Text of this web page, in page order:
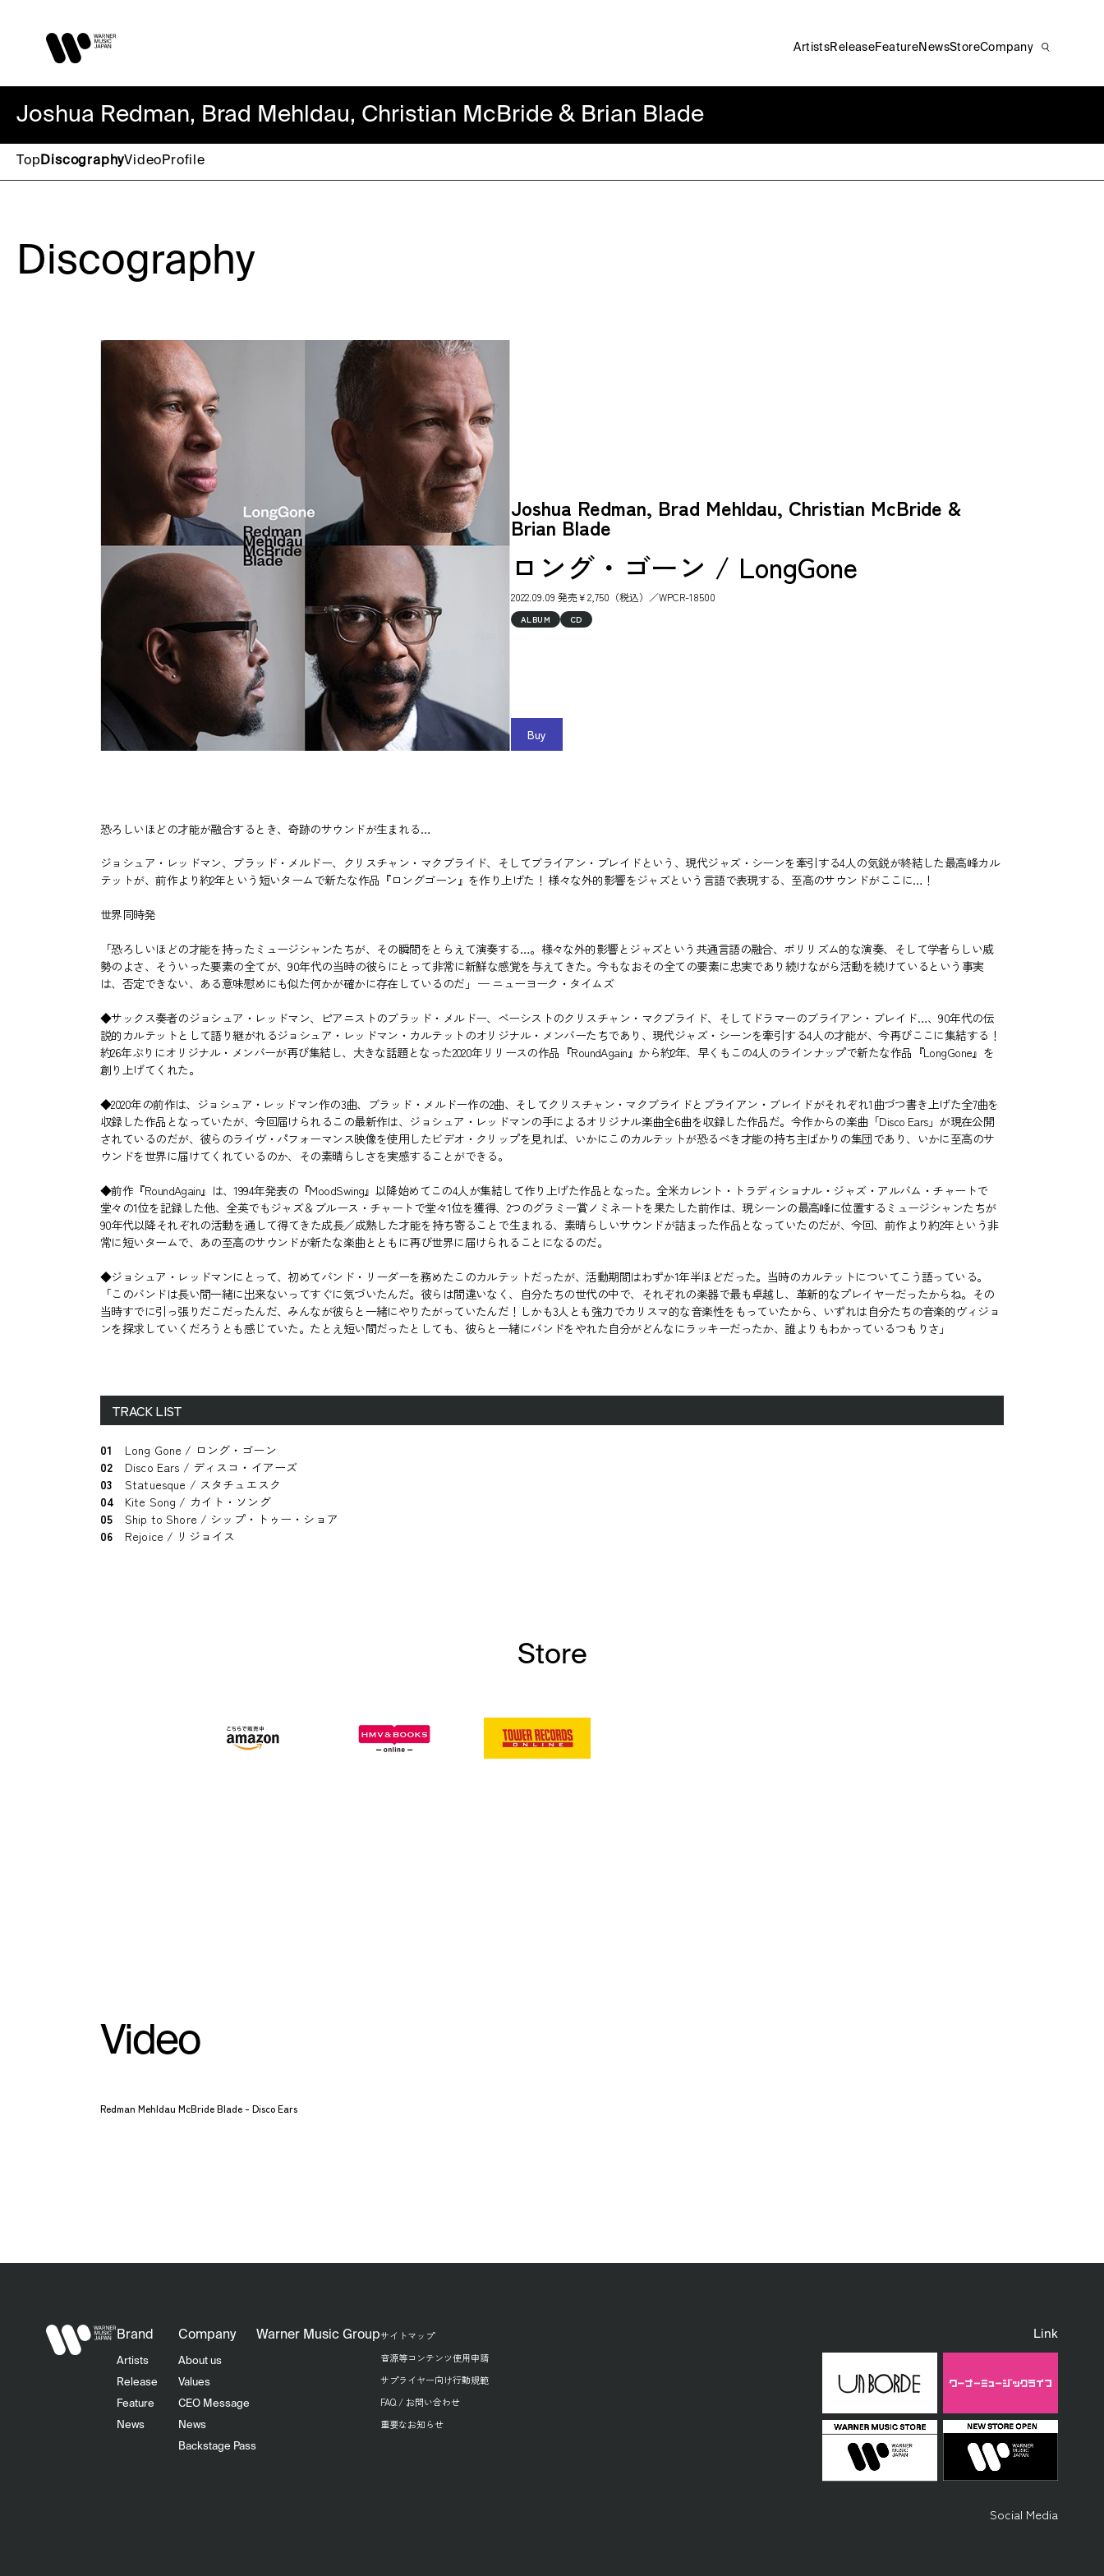
Joshua Redman, Brad Mehldau, Christian McBride & Brian Blade
Top DiscographyVideo Profile
Discography
Joshua Redman, Brad Mehldau, Christian McBride &
Brian Blade
ロング・ゴーン / LongGone
2022.09.09 発売￥2,750（税込）／WPCR-18500
ALBUM CD
Buy
恐ろしいほどの才能が融合するとき、奇跡のサウンドが生まれる…
ジョシュア・レッドマン、ブラッド・メルドー、クリスチャン・マクブライド、そしてブライアン・ブレイドという、現代ジャズ・シーンを牽引する4人の気鋭が終結した最高峰カル
テットが、前作より約2年という短いタームで新たな作品『ロングゴーン』を作り上げた！ 様々な外的影響をジャズという言語で表現する、至高のサウンドがここに…！
世界同時発
「恐ろしいほどの才能を持ったミュージシャンたちが、その瞬間をとらえて演奏する…。様々な外的影響とジャズという共通言語の融合、ポリリズム的な演奏、そして学者らしい威
勢のよさ、そういった要素の全てが、90年代の当時の彼らにとって非常に新鮮な感覚を与えてきた。今もなおその全ての要素に忠実であり続けながら活動を続けているという事実
は、否定できない、ある意味慰めにも似た何かが確かに存在しているのだ」 ─ ニューヨーク・タイムズ
◆サックス奏者のジョシュア・レッドマン、ピアニストのブラッド・メルドー、ベーシストのクリスチャン・マクブライド、そしてドラマーのブライアン・ブレイド…、90年代の伝
説的カルテットとして語り継がれるジョシュア・レッドマン・カルテットのオリジナル・メンバーたちであり、現代ジャズ・シーンを牽引する4人の才能が、今再びここに集結する！
約26年ぶりにオリジナル・メンバーが再び集結し、大きな話題となった2020年リリースの作品『RoundAgain』から約2年、早くもこの4人のラインナップで新たな作品『LongGone』を
創り上げてくれた。
◆2020年の前作は、ジョシュア・レッドマン作の3曲、ブラッド・メルドー作の2曲、そしてクリスチャン・マクブライドとブライアン・ブレイドがそれぞれ1曲づつ書き上げた全7曲を
収録した作品となっていたが、今回届けられるこの最新作は、ジョシュア・レッドマンの手によるオリジナル楽曲全6曲を収録した作品だ。今作からの楽曲「Disco Ears」が現在公開
されているのだが、彼らのライヴ・パフォーマンス映像を使用したビデオ・クリップを見れば、いかにこのカルテットが恐るべき才能の持ち主ばかりの集団であり、いかに至高のサ
ウンドを世界に届けてくれているのか、その素晴らしさを実感することができる。
◆前作『RoundAgain』は、1994年発表の『MoodSwing』以降始めてこの4人が集結して作り上げた作品となった。全米カレント・トラディショナル・ジャズ・アルバム・チャートで
堂々の1位を記録した他、全英でもジャズ＆ブルース・チャートで堂々1位を獲得、2つのグラミー賞ノミネートを果たした前作は、現シーンの最高峰に位置するミュージシャンたちが
90年代以降それぞれの活動を通して得てきた成長／成熟した才能を持ち寄ることで生まれる、素晴らしいサウンドが詰まった作品となっていたのだが、今回、前作より約2年という非
常に短いタームで、あの至高のサウンドが新たな楽曲とともに再び世界に届けられることになるのだ。
◆ジョシュア・レッドマンにとって、初めてバンド・リーダーを務めたこのカルテットだったが、活動期間はわずか1年半ほどだった。当時のカルテットについてこう語っている。
「このバンドは長い間一緒に出来ないってすぐに気づいたんだ。彼らは間違いなく、自分たちの世代の中で、それぞれの楽器で最も卓越し、革新的なプレイヤーだったからね。その
当時すでに引っ張りだこだったんだ、みんなが彼らと一緒にやりたがっていたんだ！しかも3人とも強力でカリスマ的な音楽性をもっていたから、いずれは自分たちの音楽的ヴィジョ
ンを探求していくだろうとも感じていた。たとえ短い間だったとしても、彼らと一緒にバンドをやれた自分がどんなにラッキーだったか、誰よりもわかっているつもりさ」
TRACK LIST
01
Long Gone / ロング・ゴーン
02
Disco Ears / ディスコ・イアーズ
03
Statuesque / スタチュエスク
04
Kite Song / カイト・ソング
05
Ship to Shore / シップ・トゥー・ショア
06
Rejoice / リジョイス
Store
Video
Redman Mehldau McBride Blade - Disco Ears
ArtistsReleaseFeature NewsStoreCompany
Brand
Artists
Release
Feature
News
Company
About us
Values
CEO Message
News
Backstage Pass
Warner Music Groupサイトマップ
音源等コンテンツ使用申請
サプライヤー向け行動規範
FAQ / お問い合わせ
重要なお知らせ
Link
Social Media